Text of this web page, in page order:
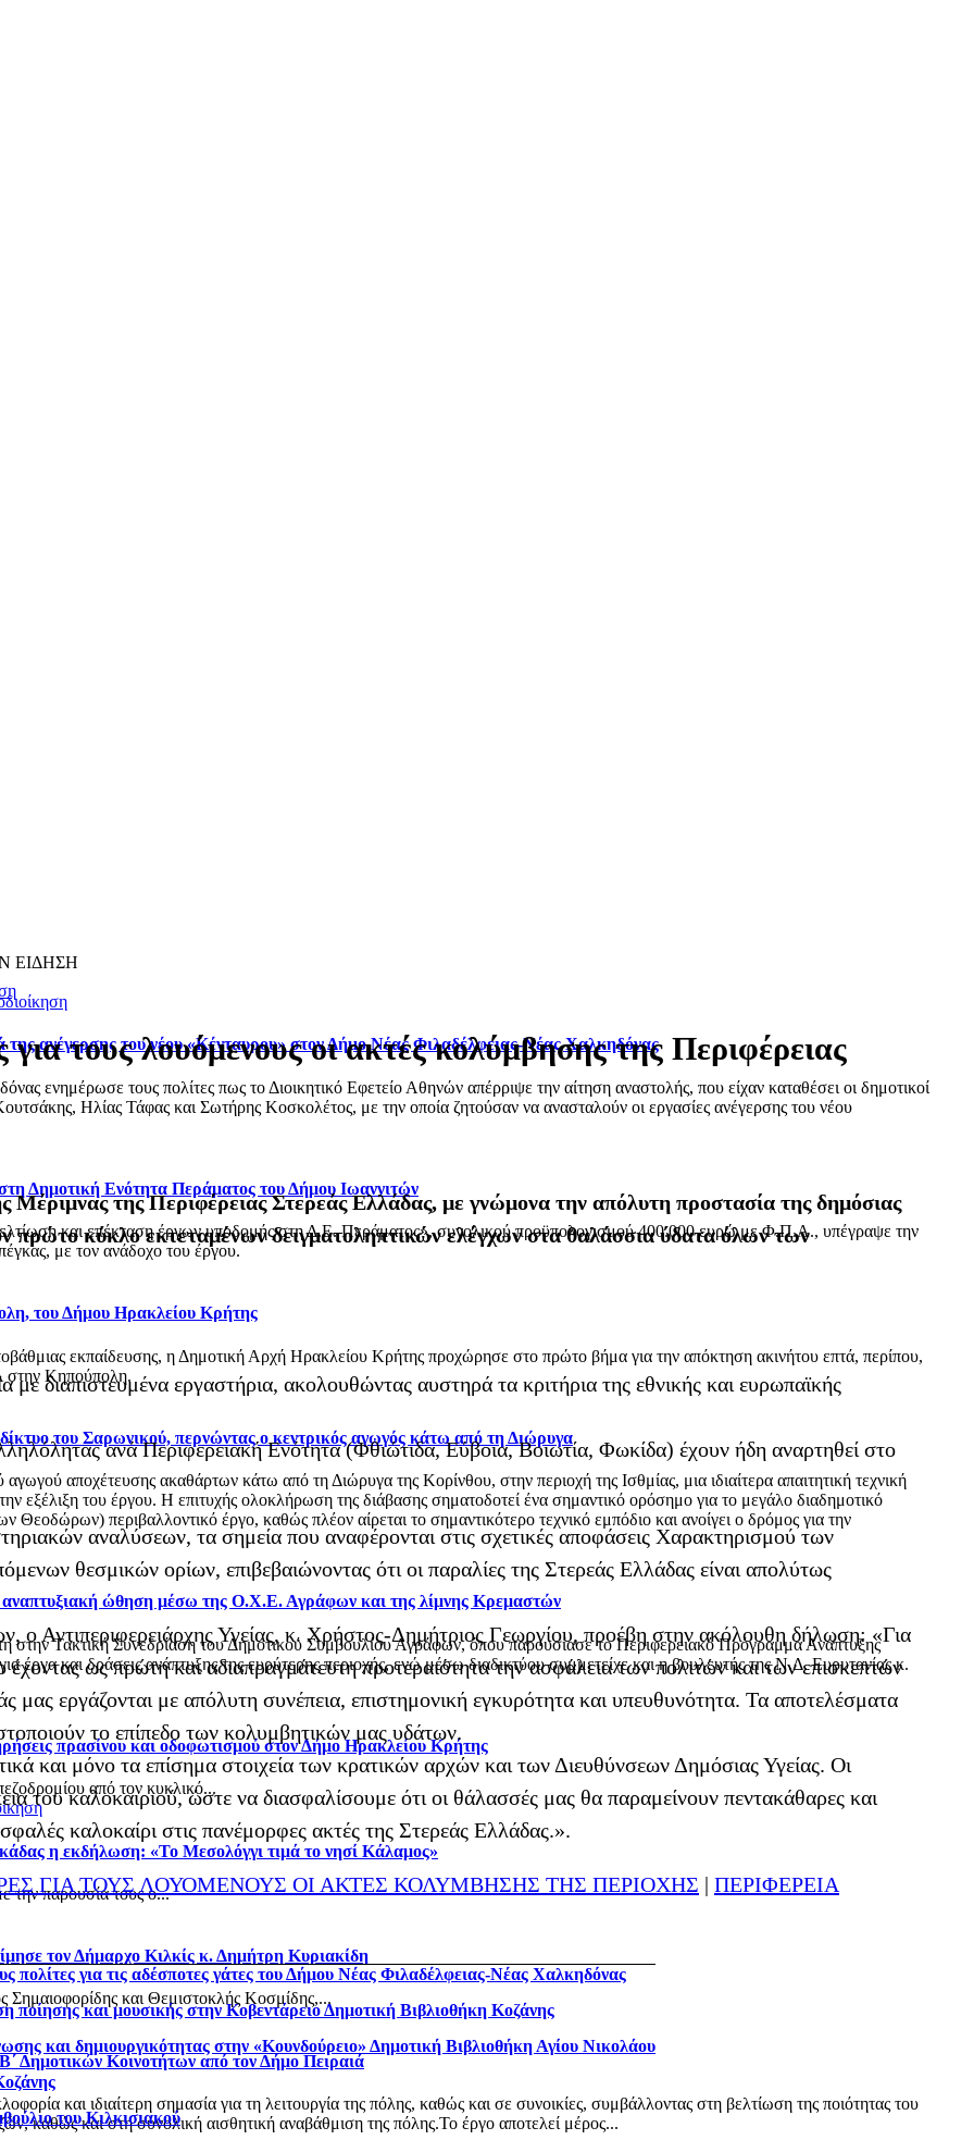
ΕΙΔΗΣΗ
ανέγερσης του νέου «Κένταυρου» στον Δήμο Νέας Φιλαδέλφειας-Νέας Χαλκηδόνας
ενημέρωσε τους πολίτες πως το Διοικητικό Εφετείο Αθηνών απέρριψε την αίτηση αναστολής, που είχαν καταθέσει οι δημοτικοί
Ηλίας Τάφας και Σωτήρης Κοσκολέτος, με την οποία ζητούσαν να ανασταλούν οι εργασίες ανέγερσης του νέου
Δημοτική Ενότητα Περάματος του Δήμου Ιωαννιτών
και επέκταση έργων υποδομής στη Δ.Ε. Περάματος», συνολικού προϋπολογισμού 400.000 ευρώ με Φ.Π.Α., υπέγραψε την
με τον ανάδοχο του έργου.
του Δήμου Ηρακλείου Κρήτης
εκπαίδευσης, η Δημοτική Αρχή Ηρακλείου Κρήτης προχώρησε στο πρώτο βήμα για την απόκτηση ακινήτου επτά, περίπου,
Κηπούπολη.
του Σαρωνικού, περνώντας ο κεντρικός αγωγός κάτω από τη Διώρυγα
αποχέτευσης ακαθάρτων κάτω από τη Διώρυγα της Κορίνθου, στην περιοχή της Ισθμίας, μια ιδιαίτερα απαιτητική τεχνική
εξέλιξη του έργου. Η επιτυχής ολοκλήρωση της διάβασης σηματοδοτεί ένα σημαντικό ορόσημο για το μεγάλο διαδημοτικό
περιβαλλοντικό έργο, καθώς πλέον αίρεται το σημαντικότερο τεχνικό εμπόδιο και ανοίγει ο δρόμος για την
αναπτυξιακή ώθηση μέσω της Ο.Χ.Ε. Αγράφων και της λίμνης Κρεμαστών
στην Τακτική Συνεδρίαση του Δημοτικού Συμβουλίου Αγράφων, όπου παρουσίασε το Περιφερειακό Πρόγραμμα Ανάπτυξης
έργα και δράσεις ανάπτυξης της ευρύτερης περιοχής, ενώ μέσω διαδικτύου συμμετείχε και η βουλευτής της Ν.Δ. Ευρυτανίας κ.
πρασίνου και οδοφωτισμού στον Δήμο Ηρακλείου Κρήτης
από τον κυκλικό...
η εκδήλωση: «Το Μεσολόγγι τιμά το νησί Κάλαμος»
την παρουσία τους ο...
τον Δήμαρχο Κιλκίς κ. Δημήτρη Κυριακίδη
Σημαιοφορίδης και Θεμιστοκλής Κοσμίδης,...
Δημοτικών Κοινοτήτων από τον Δήμο Πειραιά
και ιδιαίτερη σημασία για τη λειτουργία της πόλης, καθώς και σε συνοικίες, συμβάλλοντας στη βελτίωση της ποιότητας του
καθώς και στη συνολική αισθητική αναβάθμιση της πόλης.Το έργο αποτελεί μέρος...
τους λουόμενους οι ακτές κολύμβησης της Περιφέρειας
Μέριμνας της Περιφέρειας Στερεάς Ελλάδας, με γνώμονα την απόλυτη προστασία της δημόσιας
πρώτο κύκλο εκτεταμένων δειγματοληπτικών ελέγχων στα θαλάσσια ύδατα όλων των
με διαπιστευμένα εργαστήρια, ακολουθώντας αυστηρά τα κριτήρια της εθνικής και ευρωπαϊκής
ανά Περιφερειακή Ενότητα (Φθιώτιδα, Εύβοια, Βοιωτία, Φωκίδα) έχουν ήδη αναρτηθεί στο
αναλύσεων, τα σημεία που αναφέρονται στις σχετικές αποφάσεις Χαρακτηρισμού των
θεσμικών ορίων, επιβεβαιώνοντας ότι οι παραλίες της Στερεάς Ελλάδας είναι απολύτως
ο Αντιπεριφερειάρχης Υγείας, κ. Χρήστος-Δημήτριος Γεωργίου, προέβη στην ακόλουθη δήλωση: «Για
ως πρώτη και αδιαπραγμάτευτη προτεραιότητα την ασφάλεια των πολιτών και των επισκεπτών
μας εργάζονται με απόλυτη συνέπεια, επιστημονική εγκυρότητα και υπευθυνότητα. Τα αποτελέσματα
το επίπεδο των κολυμβητικών μας υδάτων.
και μόνο τα επίσημα στοιχεία των κρατικών αρχών και των Διευθύνσεων Δημόσιας Υγείας. Οι
του καλοκαιριού, ώστε να διασφαλίσουμε ότι οι θάλασσές μας θα παραμείνουν πεντακάθαρες και
καλοκαίρι στις πανέμορφες ακτές της Στερεάς Ελλάδας.».
ΓΙΑ ΤΟΥΣ ΛΟΥΟΜΕΝΟΥΣ ΟΙ ΑΚΤΕΣ ΚΟΛΥΜΒΗΣΗΣ ΤΗΣ ΠΕΡΙΟΧΗΣ | ΠΕΡΙΦΕΡΕΙΑ
για τις αδέσποτες γάτες του Δήμου Νέας Φιλαδέλφειας-Νέας Χαλκηδόνας
και μουσικής στην Κοβεντάρειο Δημοτική Βιβλιοθήκη Κοζάνης
και δημιουργικότητας στην «Κουνδούρειο» Δημοτική Βιβλιοθήκη Αγίου Νικολάου
του Κιλκισιακού